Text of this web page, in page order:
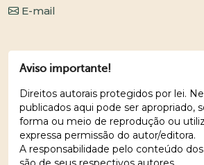
E-mail
Aviso importante!
Direitos autorais protegidos por lei.
publicados aqui pode ser apropriado,
forma ou meio de reprodução ou
expressa permissão do autor/editora.
A responsabilidade pelo conteúdo